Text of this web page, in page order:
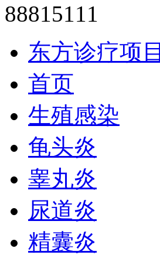
东方诊疗项目
首页
生殖感染
龟头炎
睾丸炎
尿道炎
精囊炎